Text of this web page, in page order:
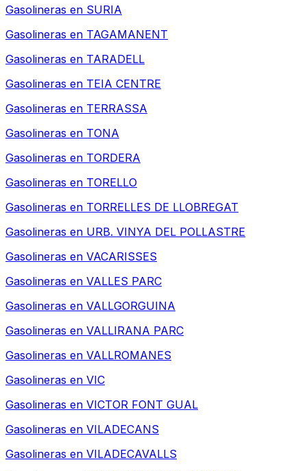
Gasolineras en SURIA
Gasolineras en TAGAMANENT
Gasolineras en TARADELL
Gasolineras en TEIA CENTRE
Gasolineras en TERRASSA
Gasolineras en TONA
Gasolineras en TORDERA
Gasolineras en TORELLO
Gasolineras en TORRELLES DE LLOBREGAT
Gasolineras en URB. VINYA DEL POLLASTRE
Gasolineras en VACARISSES
Gasolineras en VALLES PARC
Gasolineras en VALLGORGUINA
Gasolineras en VALLIRANA PARC
Gasolineras en VALLROMANES
Gasolineras en VIC
Gasolineras en VICTOR FONT GUAL
Gasolineras en VILADECANS
Gasolineras en VILADECAVALLS